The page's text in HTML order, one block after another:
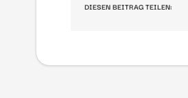
DIESEN BEITRAG TEILEN: